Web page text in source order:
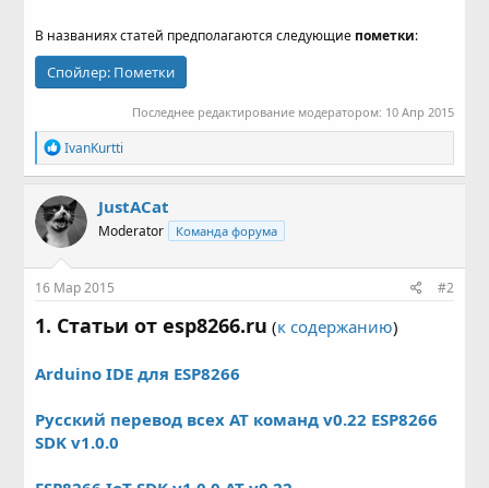
В названиях статей предполагаются следующие пометки:
Спойлер: Пометки
Последнее редактирование модератором: 10 Апр 2015
Р
е
а
к
ц
и
и
:
IvanKurtti
JustACat
Moderator Команда форума
16 Мар 2015 #2
1. Статьи от esp8266.ru (к содержанию)
Arduino IDE для ESP8266
Русский перевод всех AT команд v0.22 ESP8266
SDK v1.0.0